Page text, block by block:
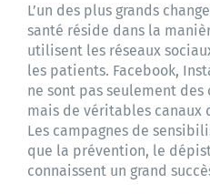
L’un des plus grands
santé réside dans la
utilisent les réseaux
les patients. Facebook,
ne sont pas seulement
mais de véritables canaux
Les campagnes de
que la prévention, le
connaissent un grand